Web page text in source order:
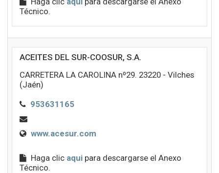
Técnico.
ACEITES DEL SUR-COOSUR, S.A.
CARRETERA LA CAROLINA nº29. 23220 - Vilches
(Jaén)
953631165
www.acesur.com
Haga clic aqui para descargarse el Anexo
Técnico.